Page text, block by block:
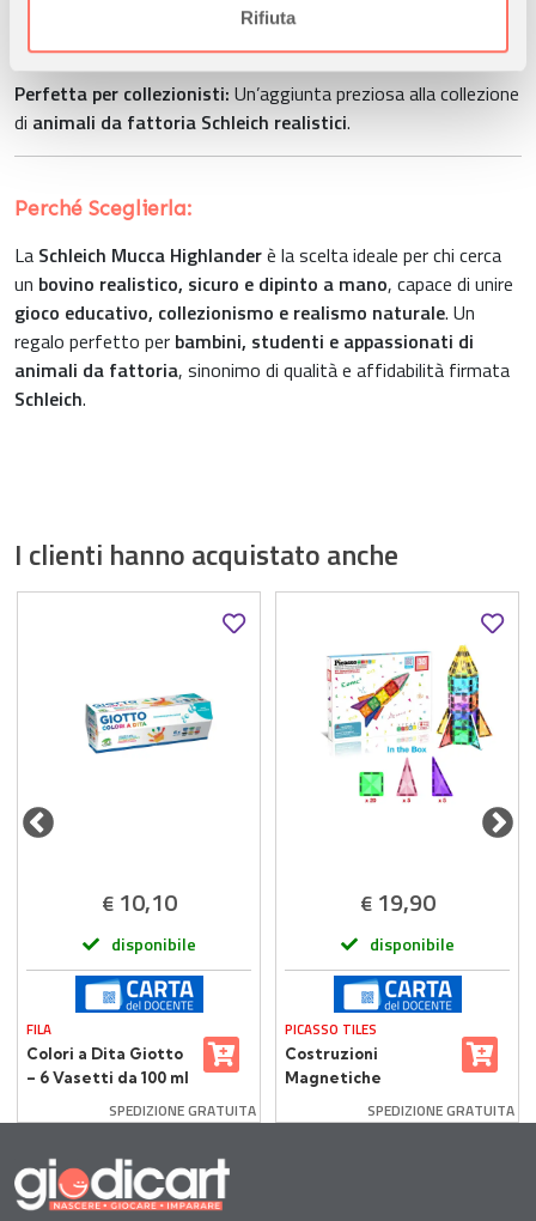
informazioni sul modo in cui utilizza il nostro sito con i
nostri partner che si occupano di analisi dei dati web,
pubblicità e social media, i quali potrebbero combinarle
con altre informazioni che ha fornito loro o che hanno
raccolto dal suo utilizzo dei loro servizi.
Rifiuta
Stimola immaginazione e creatività:
storie, scenari rurali e giochi di ruolo realistici.
Perfetta per collezionisti: Un’aggiunta preziosa alla collezione
di animali da fattoria Schleich realistici.
Perché Sceglierla:
La Schleich Mucca Highlanderè la scelta ideale per chi cerca
un bovino realistico, sicuro e dipinto a mano, capace di unire
gioco educativo, collezionismo e realismo naturale. Un
regalo perfetto per bambini, studenti e appassionati di
animali da fattoria, sinonimo di qualità e affidabilità firmata
Schleich.
I clienti hanno acquistato anche
€ 10,10
disponibile
FILA
Colori a Dita Giotto
– 6 Vasetti da 100 ml
SPEDIZIONE GRATUITA
€ 19,90
disponibile
PICASSO TILES
Costruzioni
Magnetiche
Tiles 30 Piastrelle
SPEDIZIONE GRATUITA